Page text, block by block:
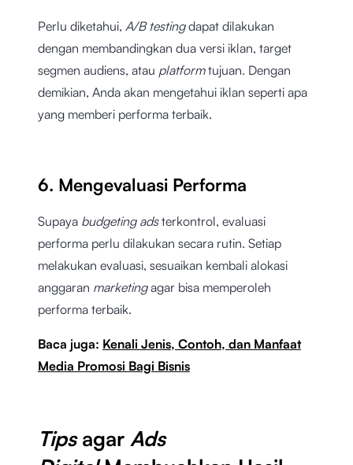
Perlu diketahui, A/B testingdapat dilakukan
dengan membandingkan dua versi iklan, target
segmen audiens, atau platformtujuan. Dengan
demikian, Anda akan mengetahui iklan seperti apa
yang memberi performa terbaik.
6. Mengevaluasi Performa
Supaya budgeting adsterkontrol, evaluasi
performa perlu dilakukan secara rutin. Setiap
melakukan evaluasi, sesuaikan kembali alokasi
anggaran marketingagar bisa memperoleh
performa terbaik.
Baca juga: Kenali Jenis, Contoh, dan Manfaat
Media Promosi Bagi Bisnis
Tipsagar Ads